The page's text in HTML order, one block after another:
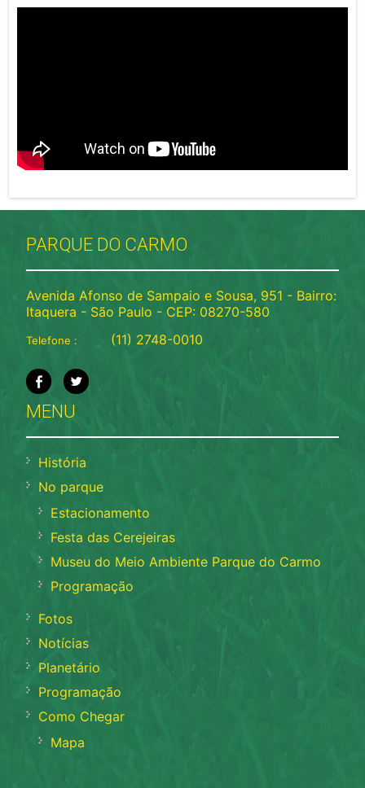
PARQUE DO CARMO
Avenida Afonso de Sampaio e Sousa, 951 - Bairro:
Itaquera - São Paulo - CEP: 08270-580
Telefone : (11) 2748-0010
MENU
História
No parque
Estacionamento
Festa das Cerejeiras
Museu do Meio Ambiente Parque do Carmo
Programação
Fotos
Notícias
Planetário
Programação
Como Chegar
Mapa